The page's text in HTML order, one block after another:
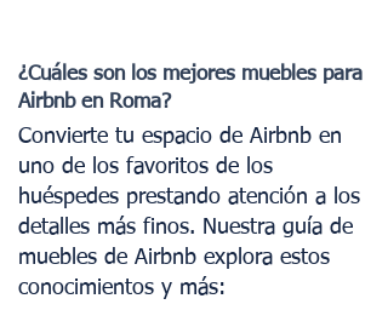
¿Cuáles son los mejores muebles para
Airbnb en Roma?
Convierte tu espacio de Airbnb en
uno de los favoritos de los
huéspedes prestando atención a los
detalles más finos. Nuestra guía de
muebles de Airbnb explora estos
conocimientos y más: